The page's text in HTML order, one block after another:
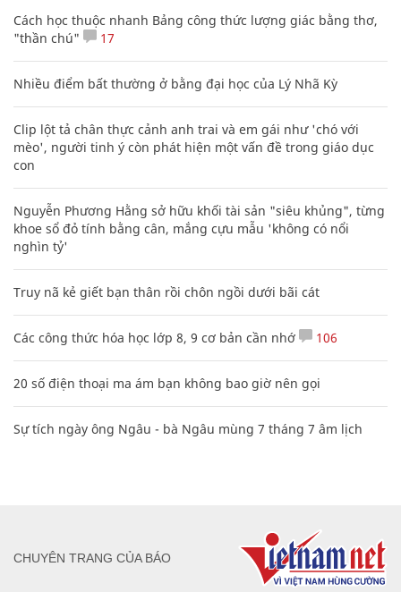
Cách học thuộc nhanh Bảng công thức lượng giác bằng thơ,
"thần chú"
17
Nhiều điểm bất thường ở bằng đại học của Lý Nhã Kỳ
Clip lột tả chân thực cảnh anh trai và em gái như 'chó với
mèo', người tinh ý còn phát hiện một vấn đề trong giáo dục
con
Nguyễn Phương Hằng sở hữu khối tài sản "siêu khủng", từng
khoe sổ đỏ tính bằng cân, mắng cựu mẫu 'không có nổi
nghìn tỷ'
Truy nã kẻ giết bạn thân rồi chôn ngồi dưới bãi cát
Các công thức hóa học lớp 8, 9 cơ bản cần nhớ 106
20 số điện thoại ma ám bạn không bao giờ nên gọi
Sự tích ngày ông Ngâu - bà Ngâu mùng 7 tháng 7 âm lịch
CHUYÊN TRANG CỦA BÁO